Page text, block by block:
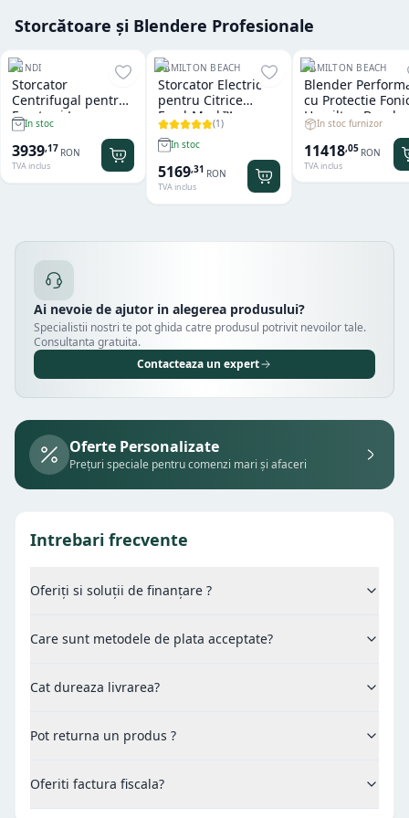
Storcătoare și Blendere Profesionale
HENDI
Storcator
Centrifugal pentru
Fructe si Legume
Hendi
In stoc
3939,17 RON
TVA inclus
HAMILTON BEACH
Storcator Electric
pentru Citrice
FreshMark™
Hamilton Beach
(1)
In stoc
5169,31 RON
TVA inclus
HAMILTON BEACH
Blender
cu Protectie
Hamilton Beach
Summit® Edge
In stoc furnizor
11418,05 RON
TVA inclus
Ai nevoie de ajutor in alegerea produsului?
Specialistii nostri te pot ghida catre produsul potrivit nevoilor tale.
Consultanta gratuita.
Contacteaza un expert
Oferte Personalizate
Prețuri speciale pentru comenzi mari și afaceri
Intrebari frecvente
Oferiți si soluții de finanțare ?
Care sunt metodele de plata acceptate?
Cat dureaza livrarea?
Pot returna un produs ?
Oferiti factura fiscala?